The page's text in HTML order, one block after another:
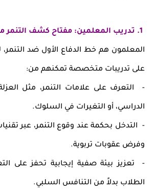
المعلمون هم خط الدفاع الأول ضد
على تدريبات متخصصة تمكنهم من:
- التعرف على علامات التنمر، مثل العزلة
الدراسي، أو التغيرات في السلوك.
- التدخل بحكمة عند وقوع التنمر، عبر
وفرض عقوبات تربوية.
- تعزيز بيئة صفية إيجابية تحفز على
الطلاب بدلاً من التنافس السلبي.